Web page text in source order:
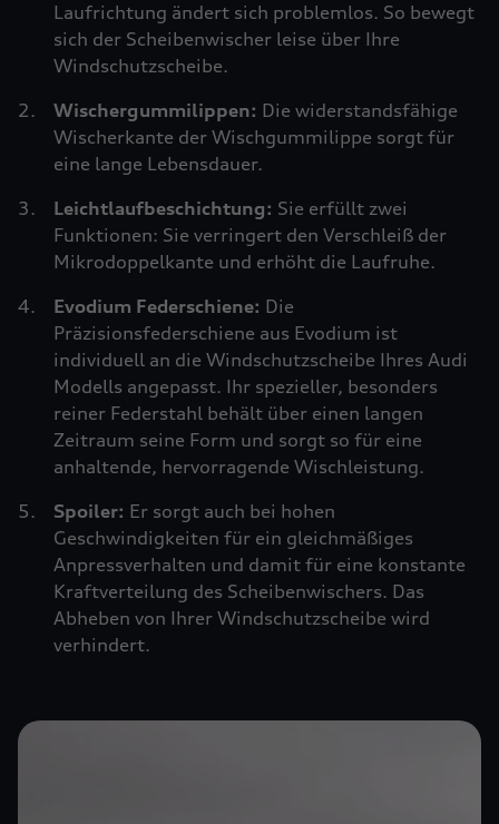
Laufrichtung ändert sich problemlos. So bewegt
sich der Scheibenwischer leise über Ihre
Windschutzscheibe.
Wischergummilippen: Die widerstandsfähige
Wischerkante der Wischgummilippe sorgt für
eine lange Lebensdauer.
Leichtlaufbeschichtung: Sie erfüllt zwei
Funktionen: Sie verringert den Verschleiß der
Mikrodoppelkante und erhöht die Laufruhe.
Evodium Federschiene: Die
Präzisionsfederschiene aus Evodium ist
individuell an die Windschutzscheibe Ihres Audi
Modells angepasst. Ihr spezieller, besonders
reiner Federstahl behält über einen langen
Zeitraum seine Form und sorgt so für eine
anhaltende, hervorragende Wischleistung.
Spoiler: Er sorgt auch bei hohen
Geschwindigkeiten für ein gleichmäßiges
Anpressverhalten und damit für eine konstante
Kraftverteilung des Scheibenwischers. Das
Abheben von Ihrer Windschutzscheibe wird
verhindert.